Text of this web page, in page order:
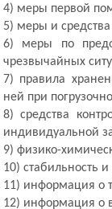
4) меры первой
5) меры и
6) меры по
чрезвычайных
7) правила
ней при
8) средства
индивидуальной
9) физико-
10) стабильность
11) информация о
12) информация о